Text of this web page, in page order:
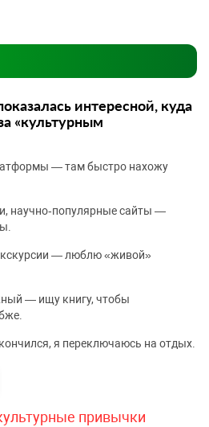
интересной, куда
«культурным
— там быстро нахожу
научно‑популярные сайты —
— люблю «живой»
— ищу книгу, чтобы
я переключаюсь на отдых.
привычки